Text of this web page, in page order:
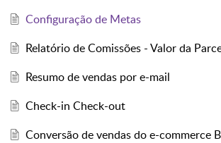
Configuração de Metas
Relatório de Comissões - Valor da
Resumo de vendas por e-mail
Check-in Check-out
Conversão de vendas do e-commerce